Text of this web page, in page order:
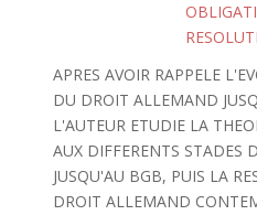
APRES AVOIR RAPPELE
DU DROIT ALLEMAND
L'AUTEUR ETUDIE LA
AUX DIFFERENTS STADES
JUSQU'AU BGB, PUIS LA
DROIT ALLEMAND